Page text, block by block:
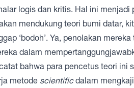
logis dan kritis. Hal ini
mendukung teori bumi datar,
‘bodoh’. Ya, penolakan
dalam
bahwa para pencetus teori ini
metode scientificdalam